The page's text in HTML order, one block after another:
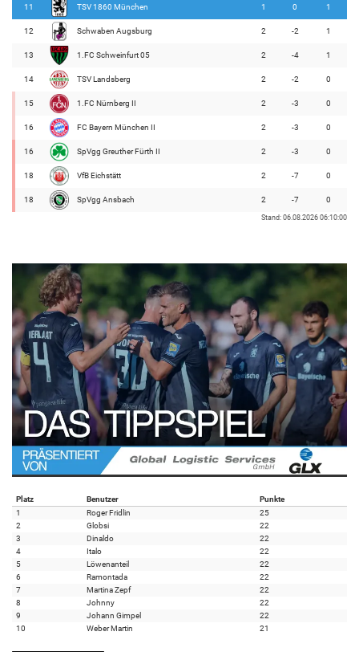
11 TSV 1860 München 1 0 1
12 Schwaben Augsburg 2 -2 1
13 1.FC Schweinfurt 05 2 -4 1
14 TSV Landsberg 2 -2 0
15 1.FC Nürnberg II 2 -3 0
16 FC Bayern München II 2 -3 0
16 SpVgg Greuther Fürth II 2 -3 0
18 VfB Eichstätt 2 -7 0
18 SpVgg Ansbach 2 -7 0
Stand: 06.08.2026 06:10:00
Platz Benutzer
Punkte
1
Roger Fridlin
25
2
Globsi
22
3
Dinaldo
22
4
Italo
22
5
Löwenanteil
22
6
Ramontada
22
7
Martina Zepf
22
8
Johnny
22
9
Johann Gimpel
22
10
Weber Martin 21